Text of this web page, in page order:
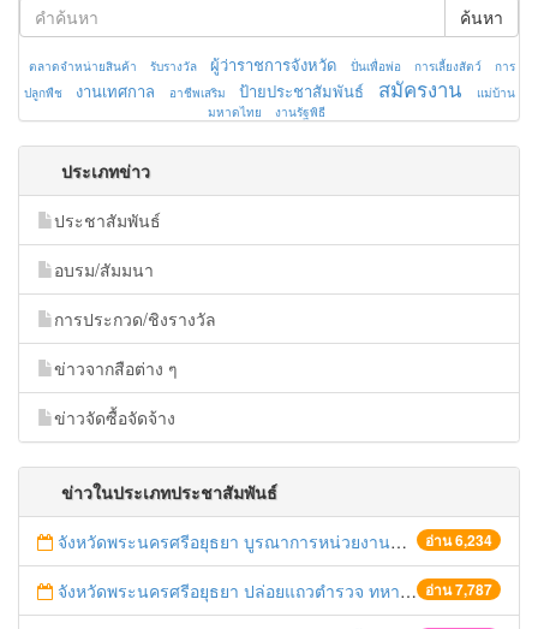
ค้นหา
ตลาดจำหน่ายสินค้า รับรางวัล ผู้ว่าราชการจังหวัด ปั่นเพื่อพ่อ การเลี้ยงสัตว์
การ
ปลูกพืช
งานเทศกาล อาชีพเสริม ป้ายประชาสัมพันธ์ สมัครงาน
แม่บ้าน
มหาดไทย
งานรัฐพิธี
ประเภทข่าว
ประชาสัมพันธ์
อบรม/สัมมนา
การประกวด/ชิงรางวัล
ข่าวจากสือต่าง ๆ
ข่าวจัดซื้อจัดจ้าง
ข่าวในประเภทประชาสัมพันธ์
อ่าน 6,234
จังหวัดพระนครศรีอยุธยา บูรณาการหน่วยงานที่เกี่ยวข้อง ลงพื้นที่จัดระเบียบและดำเนินมาตรการตามบทลงโทษสูงสุดกับผู้ประกอบการร้านค้าที่ยังฝ่าฝืนตั้งร้านค้ารุกล้ำเขตพื้นที่ทางหลวง เตรียมความปลอดภัยก่อนเทศกาลสงกรานต์
อ่าน 7,787
จังหวัดพระนครศรีอยุธยา ปล่อยแถวตำรวจ ทหาร ฝ่ายปกครอง กว่า 100 นาย ตรวจเข้มท่ารถสาธารณะ สถานีขนส่งรถโดยสาร วินรถตู้ และสถานีรถไฟ เตรียมรับมือเทศกาลสงกรานต์